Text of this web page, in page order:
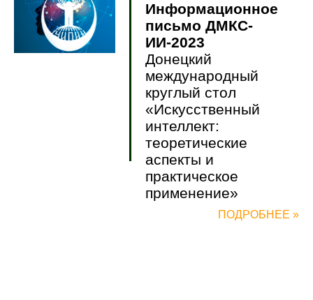
Информационное
письмо ДМКС-
ИИ-2023
Донецкий
международный
круглый стол
«Искусственный
интеллект:
теоретические
аспекты и
практическое
применение»
ПОДРОБНЕЕ »